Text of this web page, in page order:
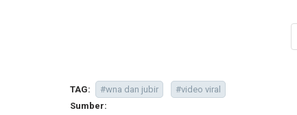
TAG:
#wna dan jubir
#video viral
Sumber: